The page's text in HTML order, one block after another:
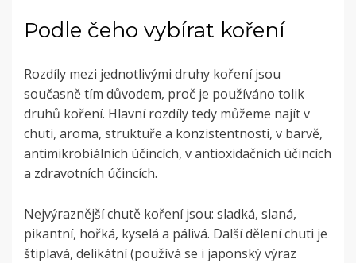
Podle čeho vybírat koření
Rozdíly mezi jednotlivými druhy koření jsou
současně tím důvodem, proč je používáno tolik
druhů koření. Hlavní rozdíly tedy můžeme najít v
chuti, aroma, struktuře a konzistentnosti, v barvě,
antimikrobiálních účincích, v antioxidačních účincích
a zdravotních účincích.
Nejvýraznější chutě koření jsou: sladká, slaná,
pikantní, hořká, kyselá a pálivá. Další dělení chuti je
štiplavá, delikátní (používá se i japonský výraz